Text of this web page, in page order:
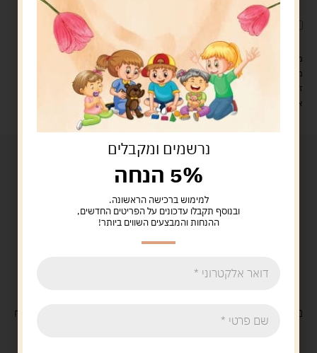
לארוז את המוצר באריזת מתנה 5.00 ש"ח
מעל 329 ש"ח, משלוח עם שליח עד הבית חינם! – 0 ₪
משלוח עם שליח עד הבית: 29 ש"ח
זמן אספקה: עד 4 ימי עסקים.
איסוף עצמי: מ"ביתר טויס" רחוב בניין דוד 18, ביתר עילית.
משלוח בקנייה מעל 329 ש"ח
נרשמים ומקבלים
5% הנחה
למימוש ברכישה הראשונה.
ובנוסף תקבלו עדכונים על הפריטים החדשים,
ההנחות והמבצעים השווים ביותר!